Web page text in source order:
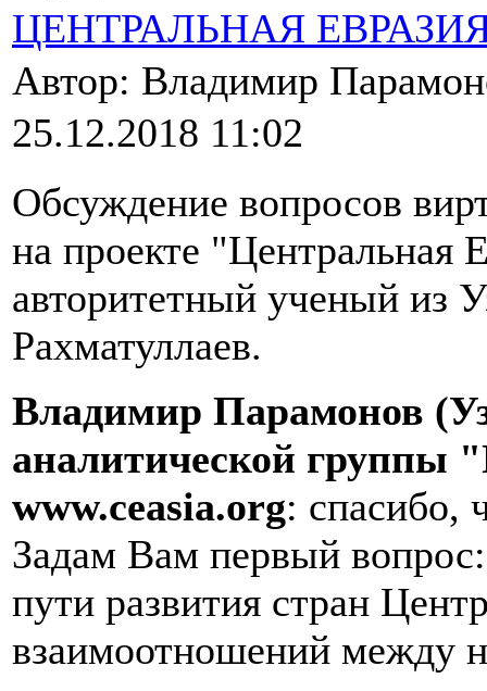
ЦЕНТРАЛЬНАЯ
Автор: Владимир
25.12.2018 11:02
Обсуждение вопросов
на проекте "Центральная
авторитетный ученый из
Рахматуллаев.
Владимир Парамонов
аналитической группы
www.ceasia.org: спасибо,
Задам Вам первый
пути развития стран
взаимоотношений между